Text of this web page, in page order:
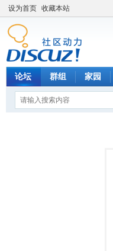
设为首页 收藏本站
论坛 群组 家园